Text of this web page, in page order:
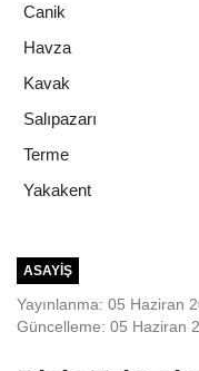
Canik
Havza
Kavak
Salıpazarı
Terme
Yakakent
ASAYIŞ
Yayınlanma: 05 Haziran
Güncelleme: 05 Haziran